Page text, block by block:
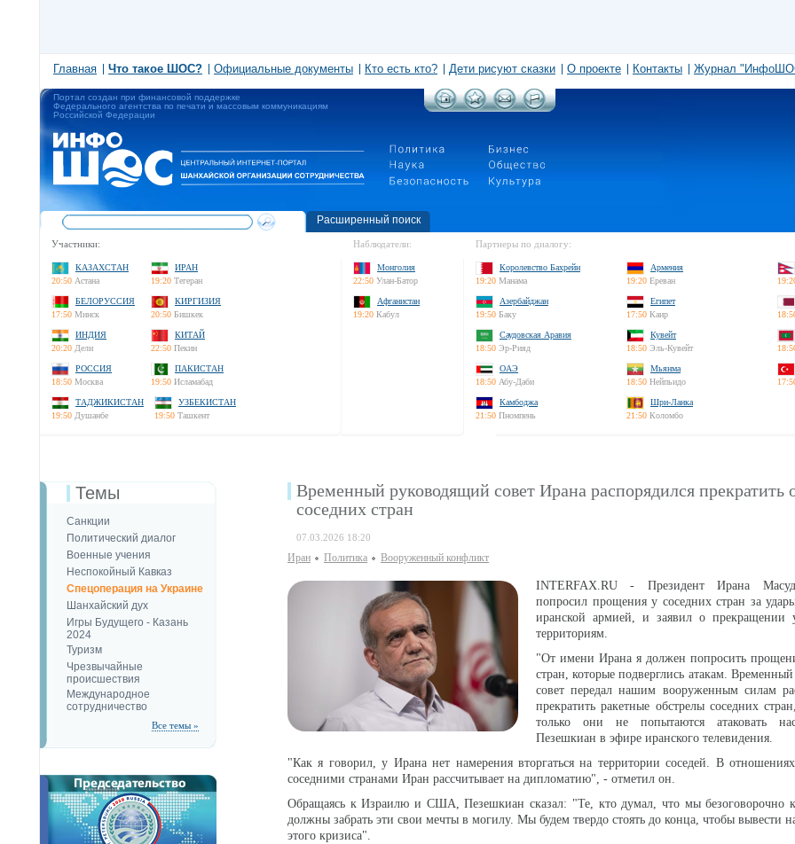
Главная Что такое ШОС? Официальные документы Кто есть кто? Дети рисуют сказки О проекте Контакты Журнал
Портал создан при финансовой поддержке
Федерального агентства по печати и массовым коммуникациям
Российской Федерации
Расширенный поиск
Участники:
КАЗАХСТАН
20:50 Астана
ИРАН
19:20 Тегеран
БЕЛОРУССИЯ
17:50 Минск
КИРГИЗИЯ
20:50 Бишкек
ИНДИЯ
20:20 Дели
КИТАЙ
22:50 Пекин
РОССИЯ
18:50 Москва
ПАКИСТАН
19:50 Исламабад
ТАДЖИКИСТАН
19:50 Душанбе
УЗБЕКИСТАН
19:50 Ташкент
Наблюдатели:
Монголия
22:50 Улан-Батор
Афганистан
19:20 Кабул
Партнеры по диалогу:
Королевство Бахрейн
19:20 Манама
Армения
19:20 Ереван
Азербайджан
19:50 Баку
Египет
17:50 Каир
Саудовская Аравия
18:50 Эр-Рияд
Кувейт
18:50 Эль-Кувейт
ОАЭ
18:50 Абу-Даби
Мьянма
18:50 Нейпьидо
Камбоджа
21:50 Пномпень
Шри-Ланка
21:50 Коломбо
Темы
Санкции
Политический диалог
Военные учения
Неспокойный Кавказ
Спецоперация на Украине
Шанхайский дух
Игры Будущего - Казань
2024
Туризм
Чрезвычайные
происшествия
Международное
сотрудничество
Все темы »
Временный руководящий совет Ирана распорядился прекратить
соседних стран
07.03.2026 18:20
Иран Политика Вооруженный конфликт
INTERFAX.RU - Президент Ирана
попросил прощения у соседних стран за
иранской армией, и заявил о прекращении
территориям.
"От имени Ирана я должен попросить
стран, которые подверглись атакам.
совет передал нашим вооруженным силам
прекратить ракетные обстрелы соседних
только они не попытаются атаковать
Пезешкиан в эфире иранского телевидения.
"Как я говорил, у Ирана нет намерения вторгаться на территории соседей. В
соседними странами Иран рассчитывает на дипломатию", - отметил он.
Обращаясь к Израилю и США, Пезешкиан сказал: "Те, кто думал, что мы безоговорочно
должны забрать эти свои мечты в могилу. Мы будем твердо стоять до конца, чтобы вывести
этого кризиса".